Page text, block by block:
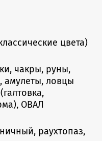
цвета)
чакры, руны,
амулеты, ловцы
ОВАЛ
раухтопаз,